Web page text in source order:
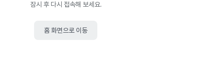
잠시 후 다시 접속해 보세요.
홈 화면으로 이동